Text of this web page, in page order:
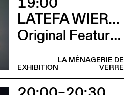
LATEFA WIERSCH
Original Features
LA MÉNAGERIE DE
VERRE
EXHIBITION